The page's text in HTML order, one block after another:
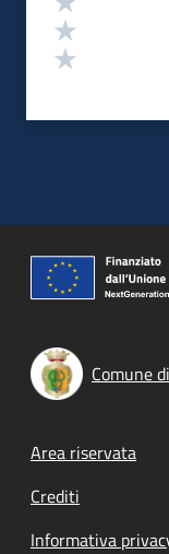
Comune
Footer
Area riservata
Crediti
Informativa